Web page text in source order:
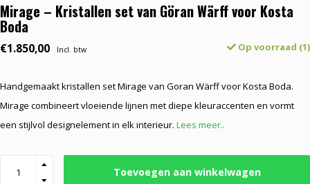
Mirage – Kristallen set van Göran Wärff voor Kosta
Boda
€1.850,00 Incl. btw Op voorraad (1)
Handgemaakt kristallen set Mirage van Goran Wärff voor Kosta Boda.
Mirage combineert vloeiende lijnen met diepe kleuraccenten en vormt
een stijlvol designelement in elk interieur. Lees meer..
Toevoegen aan winkelwagen